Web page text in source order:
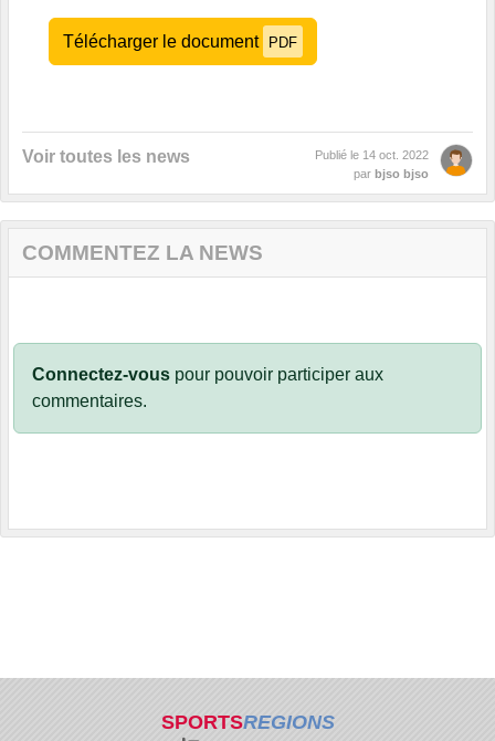
Télécharger le document PDF
Voir toutes les news Publié le 14 oct. 2022
par bjso bjso
COMMENTEZ LA NEWS
Connectez-vous pour pouvoir participer aux
commentaires.
SPORTSREGIONS